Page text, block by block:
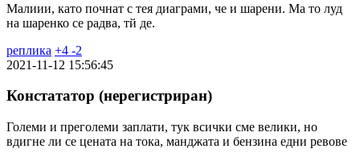
Малиии, като почнат с тея диаграми, че и шарени. Ма то луд
на шаренко се радва, тй де.
реплика +4 -2
2021-11-12 15:56:45
Констататор (нерегистриран)
Големи и преголеми заплати, тук всички сме велики, но
вдигне ли се цената на тока, манджата и бензина едни ревове